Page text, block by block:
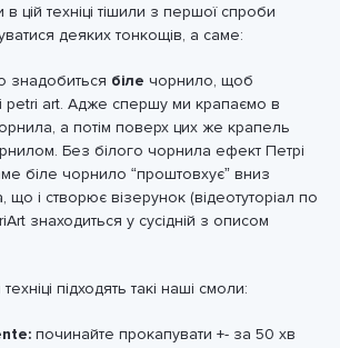
цій техніці тішили з першої спроби
деяких тонкощів, а саме:
знадобиться біле чорнило, щоб
petri art. Адже спершу ми крапаємо в
а потім поверх цих же крапель
Без білого чорнила ефект Петрі
біле чорнило “проштовхує” вниз
і створює візерунок (відеотуторіал по
знаходиться у сусідній з описом
підходять такі наші смоли:
починайте прокапувати +- за 50 хв